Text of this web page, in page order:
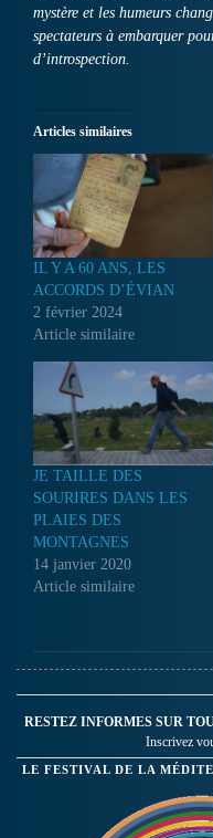
mystère et les humeurs
spectateurs à embarquer
d’introspection.
Articles similaires
IL Y A 60 ANS, LES
ACCORDS D’ÉVIAN
2 février 2024
Article similaire
JE TAILLE DES
SOURIRES DANS LES
PLAIES DES
MONTAGNES
14 janvier 2020
Article similaire
RESTEZ INFORMES SUR
Inscrivez
LE FESTIVAL DE LA